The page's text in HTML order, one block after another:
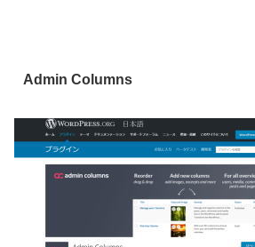
Admin Columns